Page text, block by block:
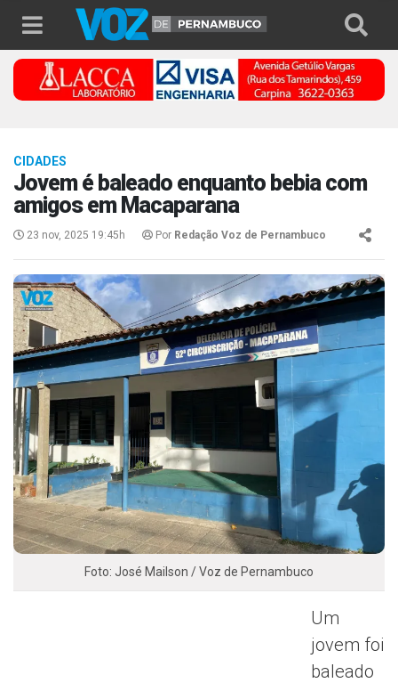
CIDADES
Jovem é baleado enquanto bebia com
amigos em Macaparana
23 nov, 2025 19:45h Por Redação Voz de Pernambuco
Foto: José Mailson / Voz de Pernambuco
Um
jovem foi
baleado